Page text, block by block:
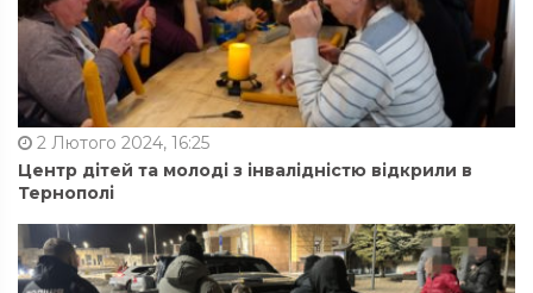
2 Лютого 2024, 16:25
Центр дітей та молоді з інвалідністю відкрили в
Тернополі